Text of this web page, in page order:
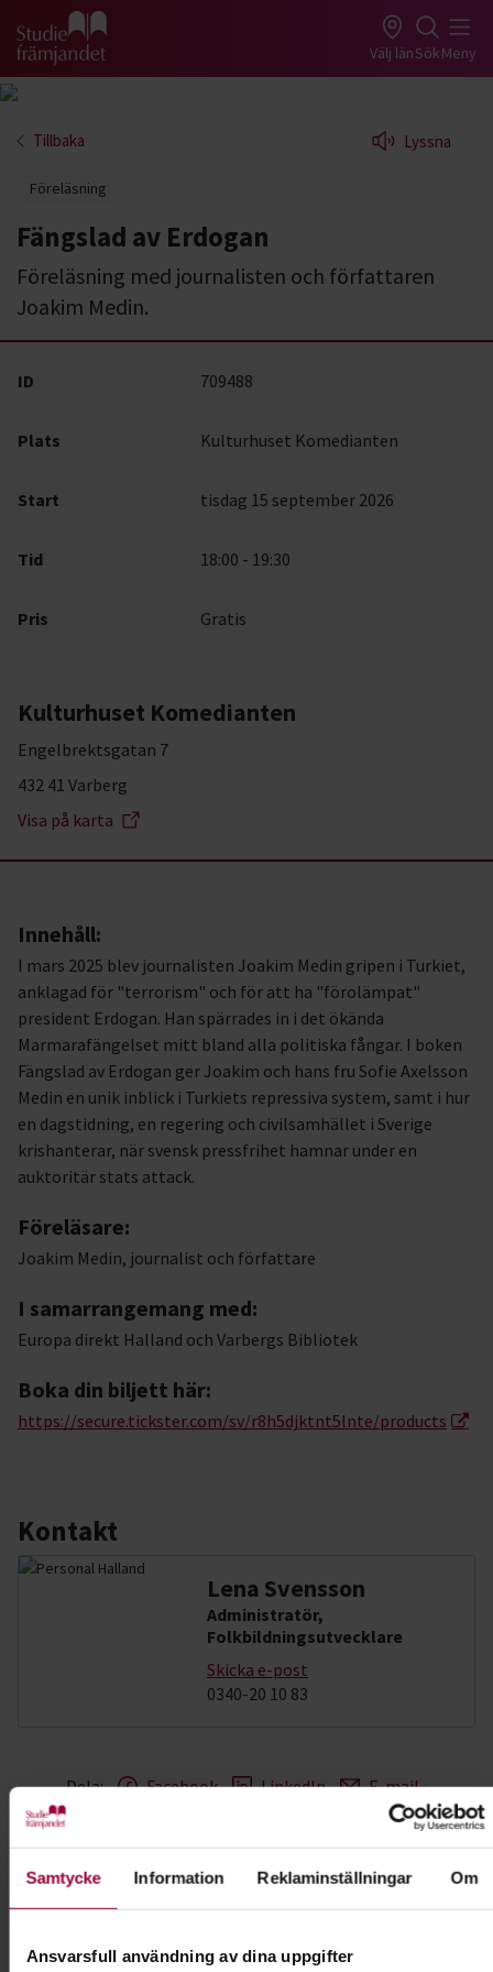
Samtycke Information Reklaminställningar Om
Ansvarsfull användning av dina uppgifter
Gå till studiefrämjandets startsida Välj länSökMeny
Tillbaka Lyssna
Föreläsning
Fängslad av Erdogan
Föreläsning med journalisten och författaren
Joakim Medin.
ID 709488
Plats Kulturhuset Komedianten
Start tisdag 15 september 2026
Tid 18:00 - 19:30
Pris Gratis
Kulturhuset Komedianten
Engelbrektsgatan 7
432 41 Varberg
Visa på karta
Innehåll:
I mars 2025 blev journalisten Joakim Medin gripen i Turkiet,
anklagad för "terrorism" och för att ha "förolämpat"
president Erdogan. Han spärrades in i det ökända
Marmarafängelset mitt bland alla politiska fångar. I boken
Fängslad av Erdogan ger Joakim och hans fru Sofie Axelsson
Medin en unik inblick i Turkiets repressiva system, samt i hur
en dagstidning, en regering och civilsamhället i Sverige
krishanterar, när svensk pressfrihet hamnar under en
auktoritär stats attack.
Föreläsare:
Joakim Medin, journalist och författare
I samarrangemang med:
Europa direkt Halland och Varbergs Bibliotek
Boka din biljett här:
https://secure.tickster.com/sv/r8h5djktnt5lnte/products
Kontakt
Lena Svensson
Administratör,
Folkbildningsutvecklare
Skicka e-post
0340-20 10 83
Dela: Facebook LinkedIn E-mail
Lär dig mer om samhällsfrågor och hållbar